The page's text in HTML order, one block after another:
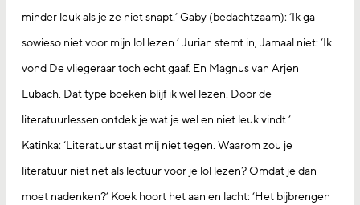
minder leuk als je ze niet snapt.’ Gaby (bedachtzaam): ‘Ik ga
sowieso niet voor mijn lol lezen.’ Jurian stemt in, Jamaal niet: ‘Ik
vond De vliegeraar toch echt gaaf. En Magnus van Arjen
Lubach. Dat type boeken blijf ik wel lezen. Door de
literatuurlessen ontdek je wat je wel en niet leuk vindt.’
Katinka: ‘Literatuur staat mij niet tegen. Waarom zou je
literatuur niet net als lectuur voor je lol lezen? Omdat je dan
moet nadenken?’ Koek hoort het aan en lacht: ‘Het bijbrengen